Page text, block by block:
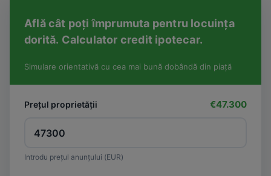
Află cât poți împrumuta pentru locuința
dorită. Calculator credit ipotecar.
Simulare orientativă cu cea mai bună dobândă din piață
Prețul proprietății €47.300
Introdu prețul anunțului (EUR)